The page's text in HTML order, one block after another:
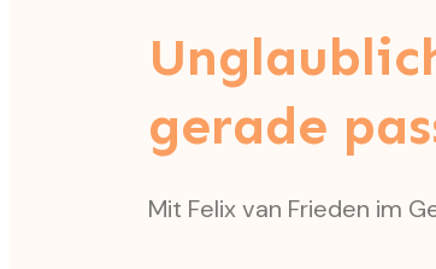
gerade
Mit Felix van Frieden im